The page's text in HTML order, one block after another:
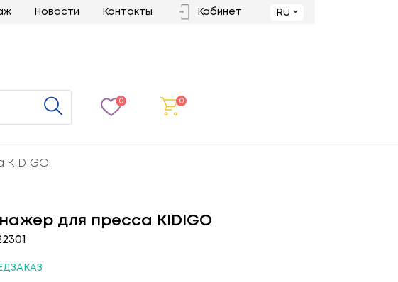
Новости Контакты Кабинет RU
0 0
KIDIGO
для пресса KIDIGO